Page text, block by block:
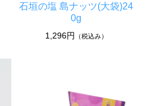
石垣の塩 島ナッツ(大袋)24
0g
1,296円 （税込み）